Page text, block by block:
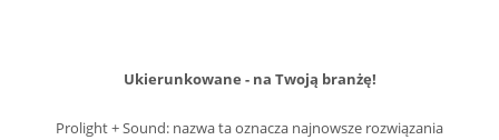
Ukierunkowane - na Twoją branżę!
Prolight + Sound: nazwa ta oznacza najnowsze rozwiązania